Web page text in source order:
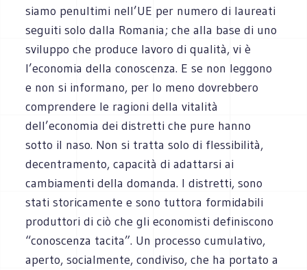
siamo penultimi nell’UE per numero di laureati
seguiti solo dalla Romania; che alla base di uno
sviluppo che produce lavoro di qualità, vi è
l’economia della conoscenza. E se non leggono
e non si informano, per lo meno dovrebbero
comprendere le ragioni della vitalità
dell’economia dei distretti che pure hanno
sotto il naso. Non si tratta solo di flessibilità,
decentramento, capacità di adattarsi ai
cambiamenti della domanda. I distretti, sono
stati storicamente e sono tuttora formidabili
produttori di ciò che gli economisti definiscono
“conoscenza tacita”. Un processo cumulativo,
aperto, socialmente, condiviso, che ha portato a